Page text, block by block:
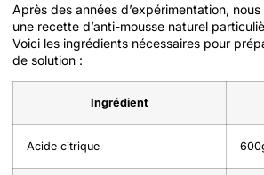
Après des années d’expérimentation,
une recette d’anti-mousse naturel
Voici les ingrédients nécessaires pour
de solution :
Ingrédient
Acide citrique